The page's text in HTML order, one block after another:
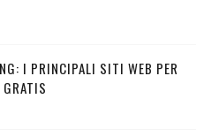
I PRINCIPALI SITI WEB PER